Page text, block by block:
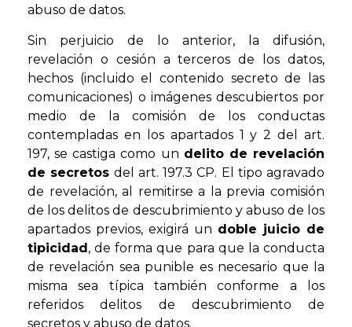
abuso de datos.
Sin perjuicio de lo anterior, la difusión,
revelación o cesión a terceros de los datos,
hechos (incluido el contenido secreto de las
comunicaciones) o imágenes descubiertos por
medio de la comisión de los conductas
contempladas en los apartados 1 y 2 del art.
197, se castiga como un delito de revelación
de secretos del art. 197.3 CP. El tipo agravado
de revelación, al remitirse a la previa comisión
de los delitos de descubrimiento y abuso de los
apartados previos, exigirá un doble juicio de
tipicidad, de forma que para que la conducta
de revelación sea punible es necesario que la
misma sea típica también conforme a los
referidos delitos de descubrimiento de
secretos y abuso de datos.